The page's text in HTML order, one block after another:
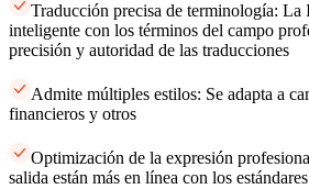
Traducción precisa de terminología: La
inteligente con los términos del campo
precisión y autoridad de las traducciones
Admite múltiples estilos: Se adapta a
financieros y otros
Optimización de la expresión
salida están más en línea con los